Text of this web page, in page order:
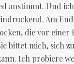
anstimmt. Und
Am
die vor einer
bittet mich, sich
Ich probiere